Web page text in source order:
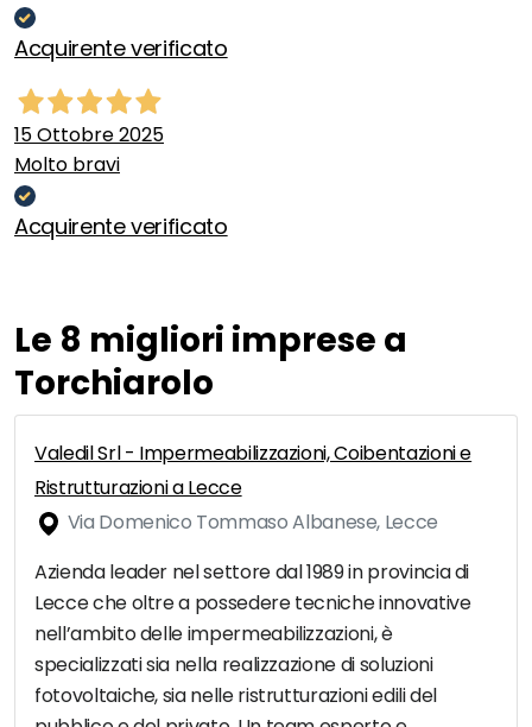
Acquirente verificato
15 Ottobre 2025
Molto bravi
Acquirente verificato
Le 8 migliori imprese a
Torchiarolo
Valedil Srl - Impermeabilizzazioni, Coibentazioni e
Ristrutturazioni a Lecce
Via Domenico Tommaso Albanese, Lecce
Azienda leader nel settore dal 1989 in provincia di
Lecce che oltre a possedere tecniche innovative
nell’ambito delle impermeabilizzazioni, è
specializzati sia nella realizzazione di soluzioni
fotovoltaiche, sia nelle ristrutturazioni edili del